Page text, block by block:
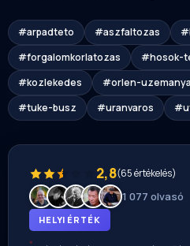
#arpadteto #aszfaltozas
#forgalomkorlatozas
#hosok-
#kozlekedes
#orlen-
#tuke-busz
#uranvaros
2,8(65 értékelés)
1 077 olvasó
HELYI ÉRTÉK